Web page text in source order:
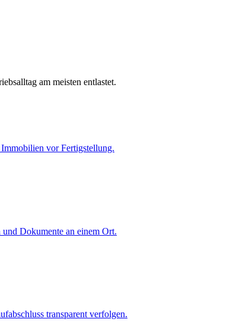
am meisten entlastet.
vor Fertigstellung.
Dokumente an einem Ort.
transparent verfolgen.